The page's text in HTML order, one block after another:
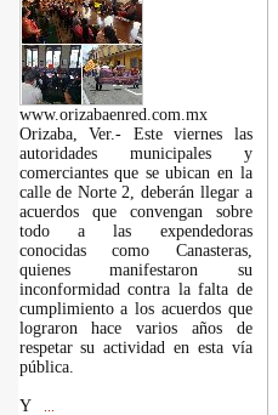
www.orizabaenred.com.mx
Orizaba, Ver.- Este viernes las
autoridades municipales y
comerciantes que se ubican en la
calle de Norte 2, deberán llegar a
acuerdos que convengan sobre
todo a las expendedoras
conocidas como Canasteras,
quienes manifestaron su
inconformidad contra la falta de
cumplimiento a los acuerdos que
lograron hace varios años de
respetar su actividad en esta vía
pública.
Y